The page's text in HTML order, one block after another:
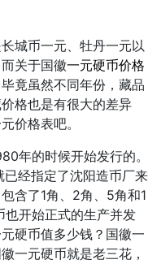
城币一元、牡丹一元以
关于国徽一元硬币价格
竟虽然不同年份，藏品
格也是有很大的差异
价格表吧。
年的时候开始发行的。
经指定了沈阳造币厂来
含了1角、2角、5角和1
开始正式的生产并发
硬币值多少钱？国徽一
一元硬币就是老三花，